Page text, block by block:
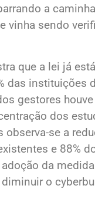
a
vinha sendo
que a lei já
das instituições
gestores
dos
observa-se a
e 88%
da
o